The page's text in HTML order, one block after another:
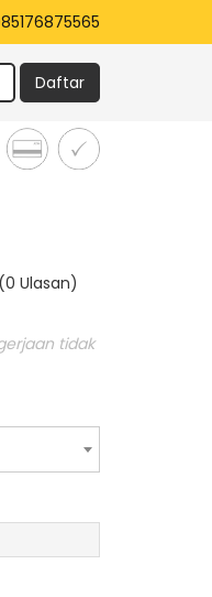
Daftar
(0 Ulasan)
tidak